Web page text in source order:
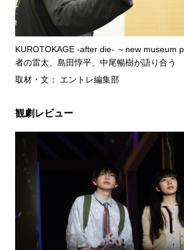
KUROTOKAGE -after die- ～new museum
者の雷太、島田惇平、中尾暢樹が語り合う
取材・文： エントレ編集部
観劇レビュー